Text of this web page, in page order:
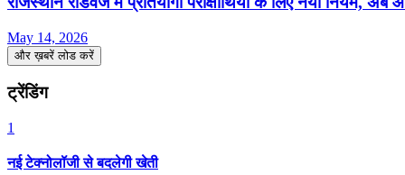
May 14, 2026
और ख़बरें लोड करें
ट्रेंडिंग
1
नई टेक्नोलॉजी से बदलेगी खेती